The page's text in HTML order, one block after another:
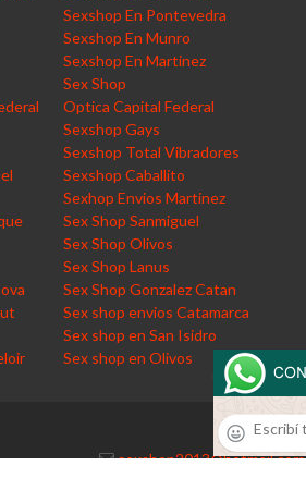
Sexshop En Pontevedra
Sexshop En Munro
Sexshop En Martinez
Sex Shop
Optica Capital Federal
Sexshop Gays
Sexshop Total Vibradores
Sexshop Caballito
Sexhop Envios Martinez
Sex Shop Sanmiguel
Sex Shop Olivos
Sex Shop Lanus
Sex Shop Gonzalez Catan
Sex shop envios Catamarca
Sex shop en San Isidro
Sex shop en Olivos
sexshop2013@hotmail.com